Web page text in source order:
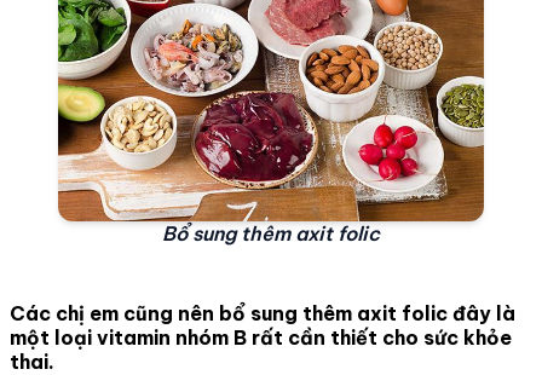
Bổ sung thêm axit folic
Các chị em cũng nên bổ sung thêm axit folic đây là
một loại vitamin nhóm B rất cần thiết cho sức khỏe
thai.